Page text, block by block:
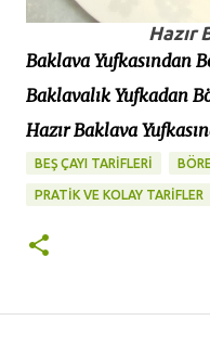
Hazır
Baklava Yufkasından
Baklavalık Yufkadan
Hazır Baklava
BEŞ ÇAYI TARİFLERİ
PRATİK VE KOLAY TARİFLER